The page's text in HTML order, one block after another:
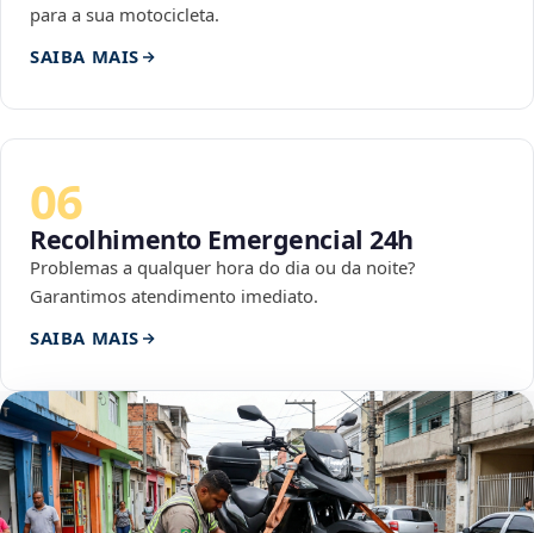
para a sua motocicleta.
SAIBA MAIS
06
Recolhimento Emergencial 24h
Problemas a qualquer hora do dia ou da noite?
Garantimos atendimento imediato.
SAIBA MAIS